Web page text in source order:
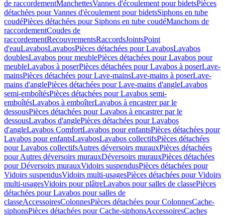
de raccordementManchettesVannes d'écoulement pour bidetsPièces
détachées pour Vannes d'écoulement pour bidetsSiphons en tube
coudéPièces détachées pour Siphons en tube coudéManchons de
raccordementCoudes de
raccordementRecouvrementsRaccordsJointsPoint
d'eauLavabosLavabosPièces détachées pour LavabosLavabos
doublesLavabos pour meublePièces détachées pour Lavabos pour
meubleLavabos à poserPièces détachées pour Lavabos à poserLave-
mainsPièces détachées pour Lave-mainsLave-mains à poserLave-
mains d'anglePièces détachées pour Lave-mains d'angleLavabos
semi-emboîtésPièces détachées pour Lavabos semi-
emboîtésLavabos à emboîterLavabos à encastrer par le
dessousPièces détachées pour Lavabos à encastrer par le
dessousLavabos d'anglePièces détachées pour Lavabos
d'angleLavabos ComfortLavabos pour enfantsPièces détachées pour
Lavabos pour enfantsLavabosLavabos collectifsPièces détachées
pour Lavabos collectifsAutres déversoirs murauxPièces détachées
pour Autres déversoirs murauxDéversoirs murauxPièces détachées
pour Déversoirs murauxVidoirs suspendusPièces détachées pour
Vidoirs suspendusVidoirs multi-usagesPièces détachées pour Vidoirs
multi-usagesVidoirs pour plâtreLavabos pour salles de classePièces
détachées pour Lavabos pour salles de
classeAccessoiresColonnesPièces détachées pour ColonnesCache-
siphonsPièces détachées pour Cache-siphonsAccessoiresCaches